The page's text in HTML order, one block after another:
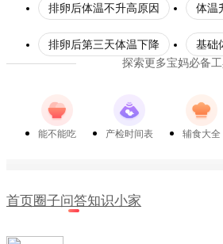
排卵后体温不升高原因 体温
排卵后第三天体温下降
基础
探索更多宝妈必备
能不能吃 产检时间表 辅食大全
首页圈子问答知识小家